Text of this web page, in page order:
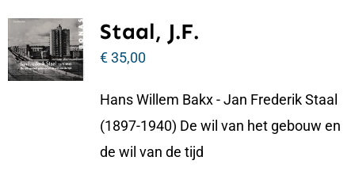
Staal, J.F.
€35,00
Hans Willem Bakx - Jan Frederik Staal
(1897-1940) De wil van het gebouw en
de wil van de tijd